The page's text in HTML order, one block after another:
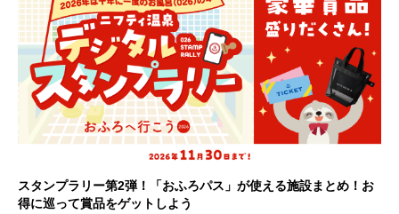
スタンプラリー第2弾！「おふろパス」が使える施設まとめ！お
得に巡って賞品をゲットしよう